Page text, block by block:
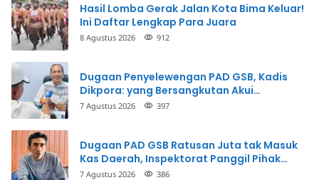
Hasil Lomba Gerak Jalan Kota Bima Keluar!
Ini Daftar Lengkap Para Juara
8 Agustus 2026 912
Dugaan Penyelewengan PAD GSB, Kadis
Dikpora: yang Bersangkutan Akui
Perbuatannya dan Siap Mengembalikan
7 Agustus 2026 397
Dugaan PAD GSB Ratusan Juta tak Masuk
Kas Daerah, Inspektorat Panggil Pihak
Terkait
7 Agustus 2026 386